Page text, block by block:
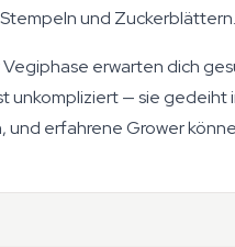
und Zuckerblättern.
erwarten dich
unkompliziert — sie
erfahrene Grower